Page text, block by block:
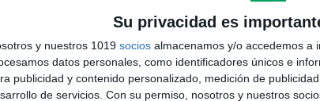
Su privacidad es
y nuestros 1019 socios almacenamos y/o accedemos a
datos personales, como identificadores únicos e
publicidad y contenido personalizado, medición de
de servicios. Con su permiso, nosotros y nuestros